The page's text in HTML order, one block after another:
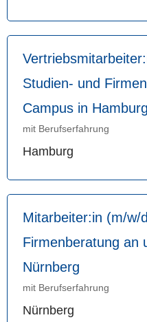
Studien- und
Campus in Hamburg
mit Berufserfahrung
Hamburg
Mitarbeiter:in (m/w/
Firmenberatung an
Nürnberg
mit Berufserfahrung
Nürnberg